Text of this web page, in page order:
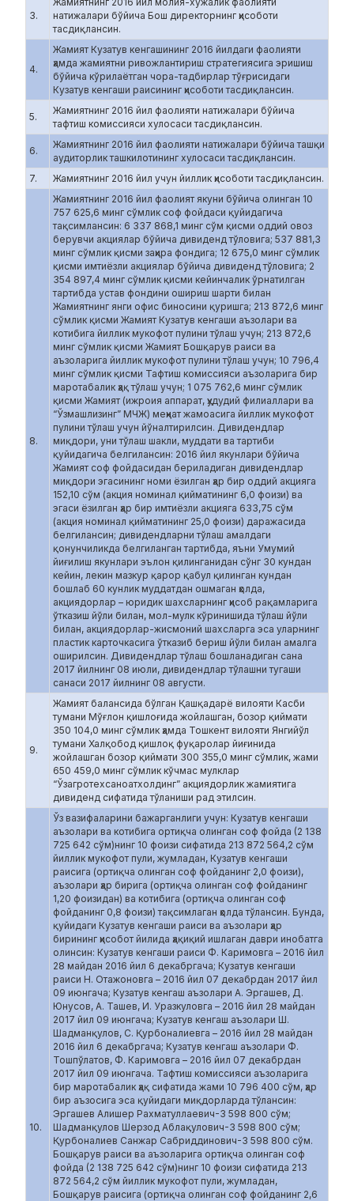
3.
натижалари бўйича Бош директорнинг ҳисоботи
тасдиқлансин.
4.
Жамият Кузатув кенгашининг 2016 йилдаги фаолияти
ҳамда жамиятни ривожлантириш стратегиясига эришиш
бўйича кўрилаётган чора-тадбирлар тўғрисидаги
Кузатув кенгаши раисининг ҳисоботи тасдиқлансин.
5.
Жамиятнинг 2016 йил фаолияти натижалари бўйича
тафтиш комиссияси хулосаси тасдиқлансин.
6.
Жамиятнинг 2016 йил фаолияти натижалари бўйича ташқи
аудиторлик ташкилотининг хулосаси тасдиқлансин.
7.
Жамиятнинг 2016 йил учун йиллик ҳисоботи тасдиқлансин.
8.
Жамиятнинг 2016 йил фаолият якуни бўйича олинган 10
757 625,6 минг сўмлик соф фойдаси қуйидагича
тақсимлансин: 6 337 868,1 минг сўм қисми оддий овоз
берувчи акциялар бўйича дивиденд тўловига; 537 881,3
минг сўмлик қисми заҳира фондига; 12 675,0 минг сўмлик
қисми имтиёзли акциялар бўйича дивиденд тўловига; 2
354 897,4 минг сўмлик қисми кейинчалик ўрнатилган
тартибда устав фондини ошириш шарти билан
Жамиятнинг янги офис биносини қуришга; 213 872,6 минг
сўмлик қисми Жамият Кузатув кенгаши аъзолари ва
котибига йиллик мукофот пулини тўлаш учун; 213 872,6
минг сўмлик қисми Жамият Бошқарув раиси ва
аъзоларига йиллик мукофот пулини тўлаш учун; 10 796,4
минг сўмлик қисми Тафтиш комиссияси аъзоларига бир
маротабалик ҳақ тўлаш учун; 1 075 762,6 минг сўмлик
қисми Жамият (ижроия аппарат, ҳудудий филиаллари ва
“Ўзмашлизинг” МЧЖ) меҳнат жамоасига йиллик мукофот
пулини тўлаш учун йўналтирилсин. Дивидендлар
миқдори, уни тўлаш шакли, муддати ва тартиби
қуйидагича белгилансин: 2016 йил якунлари бўйича
Жамият соф фойдасидан бериладиган дивидендлар
миқдори эгасининг номи ёзилган ҳар бир оддий акцияга
152,10 сўм (акция номинал қийматининг 6,0 фоизи) ва
эгаси ёзилган ҳар бир имтиёзли акцияга 633,75 сўм
(акция номинал қийматининг 25,0 фоизи) даражасида
белгилансин; дивидендларни тўлаш амалдаги
қонунчиликда белгиланган тартибда, яъни Умумий
йиғилиш якунлари эълон қилинганидан сўнг 30 кундан
кейин, лекин мазкур қарор қабул қилинган кундан
бошлаб 60 кунлик муддатдан ошмаган ҳолда,
акциядорлар – юридик шахсларнинг ҳисоб рақамларига
ўтказиш йўли билан, мол-мулк кўринишида тўлаш йўли
билан, акциядорлар-жисмоний шахсларга эса уларнинг
пластик карточкасига ўтказиб бериш йўли билан амалга
оширилсин. Дивидендлар тўлаш бошланадиган сана
2017 йилнинг 08 июли, дивидендлар тўлашни тугаши
санаси 2017 йилнинг 08 августи.
9.
Жамият балансида бўлган Қашқадарё вилояти Касби
тумани Мўғлон қишлоғида жойлашган, бозор қиймати
350 104,0 минг сўмлик ҳамда Тошкент вилояти Янгийўл
тумани Халқобод қишлоқ фуқаролар йиғинида
жойлашган бозор қиймати 300 355,0 минг сўмлик, жами
650 459,0 минг сўмлик кўчмас мулклар
“Ўзагротехсаноатхолдинг” акциядорлик жамиятига
дивиденд сифатида тўланиши рад этилсин.
10.
Ўз вазифаларини бажарганлиги учун: Кузатув кенгаши
аъзолари ва котибига ортиқча олинган соф фойда (2 138
725 642 сўм)нинг 10 фоизи сифатида 213 872 564,2 сўм
йиллик мукофот пули, жумладан, Кузатув кенгаши
раисига (ортиқча олинган соф фойданинг 2,0 фоизи),
аъзолари ҳар бирига (ортиқча олинган соф фойданинг
1,20 фоизидан) ва котибига (ортиқча олинган соф
фойданинг 0,8 фоизи) тақсимлаган ҳолда тўлансин. Бунда,
қуйидаги Кузатув кенгаши раиси ва аъзолари ҳар
бирининг ҳисобот йилида ҳақиқий ишлаган даври инобатга
олинсин: Кузатув кенгаши раиси Ф. Каримовга – 2016 йил
28 майдан 2016 йил 6 декабргача; Кузатув кенгаши
раиси Н. Отажоновга – 2016 йил 07 декабрдан 2017 йил
09 июнгача; Кузатув кенгаш аъзолари А. Эргашев, Д.
Юнусов, А. Ташев, И. Уразкуловга – 2016 йил 28 майдан
2017 йил 09 июнгача; Кузатув кенгаш аъзолари Ш.
Шадманқулов, С. Қурбоналиевга – 2016 йил 28 майдан
2016 йил 6 декабргача; Кузатув кенгаш аъзолари Ф.
Тошпўлатов, Ф. Каримовга – 2016 йил 07 декабрдан
2017 йил 09 июнгача. Тафтиш комиссияси аъзоларига
бир маротабалик ҳақ сифатида жами 10 796 400 сўм, ҳар
бир аъзосига эса қуйидаги миқдорларда тўлансин:
Эргашев Алишер Рахматуллаевич-3 598 800 сўм;
Шадманқулов Шерзод Аблақулович-3 598 800 сўм;
Қурбоналиев Санжар Сабриддинович-3 598 800 сўм.
Бошқарув раиси ва аъзоларига ортиқча олинган соф
фойда (2 138 725 642 сўм)нинг 10 фоизи сифатида 213
872 564,2 сўм йиллик мукофот пули, жумладан,
Бошқарув раисига (ортиқча олинган соф фойданинг 2,6